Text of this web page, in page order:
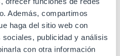
Además, compartimos
haga del sitio web con
publicidad y análisis
con otra información